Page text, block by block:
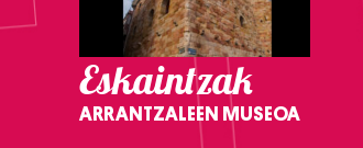
Eskaintzak
ARRANTZALEEN MUSEOA